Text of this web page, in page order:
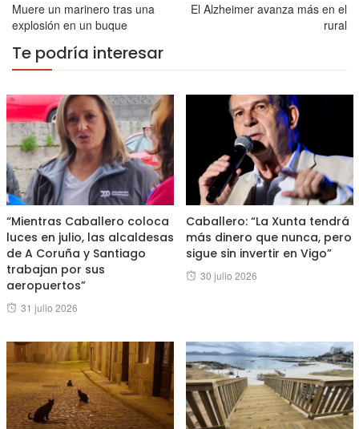
Muere un marinero tras una
explosión en un buque
El Alzheimer avanza más en el
rural
Te podría interesar
“Mientras Caballero coloca
luces en julio, las alcaldesas
de A Coruña y Santiago
trabajan por sus
aeropuertos”
Posted
31 julio 2026
Caballero: “La Xunta tendrá
más dinero que nunca, pero
sigue sin invertir en Vigo”
Posted
30 julio 2026